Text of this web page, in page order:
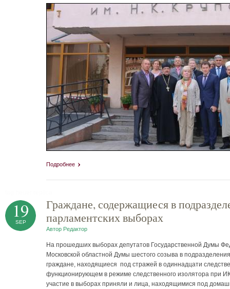
Подробнее
Граждане, содержащиеся в
парламентских выборах
Автор Редактор
19
SEP
На прошедших выборах депутатов Государственной Думы
Московской областной Думы шестого созыва в
граждане, находящиеся под стражей в одиннадцати
функционирующем в режиме следственного изолятора при
участие в выборах приняли и лица, находящимися под